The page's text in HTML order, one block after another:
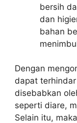
bersih
dan
bahan
Dengan
dapat
disebabkan
seperti diare,
Selain itu,